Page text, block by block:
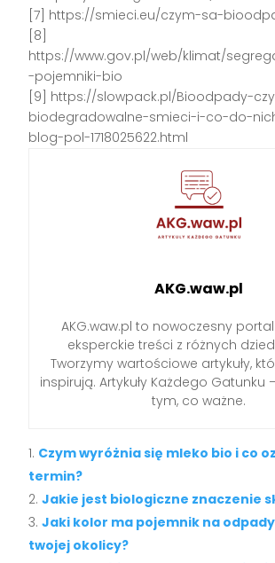
[7] https://smieci.eu/czym-sa-
[8]
https://www.gov.pl/web/klimat/
-pojemniki-bio
[9] https://slowpack.pl/Bioodpady-
biodegradowalne-smieci-i-co-do-
blog-pol-1718025622.html
AKG.waw.pl
AKG.waw.pl to nowoczesny
eksperckie treści z różnych
Tworzymy wartościowe artykuły,
inspirują. Artykuły Każdego Gatunku
tym, co ważne.
Czym wyróżnia się mleko bio i co
termin?
Jakie jest biologiczne znaczenie
Jaki kolor ma pojemnik na
twojej okolicy?